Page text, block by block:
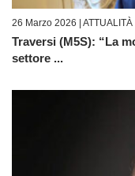
26 Marzo 2026 | ATTUALITÀ
Traversi (M5S): “La
settore ...